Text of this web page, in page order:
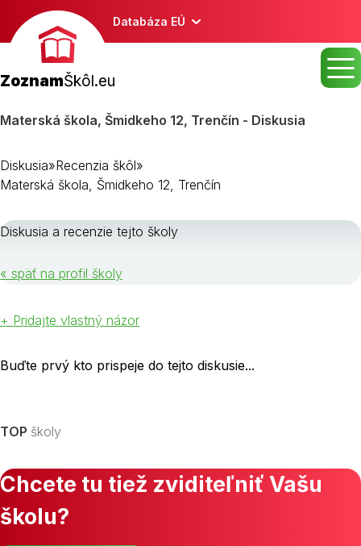
Databáza EÚ
ZoznamŠkôl.eu
Materská škola, Šmidkeho 12, Trenčín - Diskusia
Diskusia»Recenzia škôl»
Materská škola, Šmidkeho 12, Trenčín
Diskusia a recenzie tejto školy
« späť na profil školy
+ Pridajte vlastný názor
Buďte prvý kto prispeje do tejto diskusie...
TOP školy
Chcete tu tiež zviditeľniť Vašu
školu?